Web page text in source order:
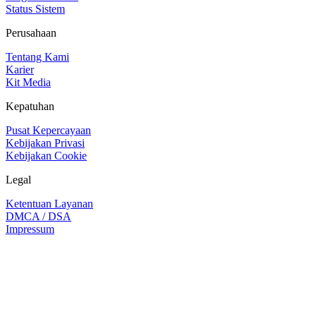
Status Sistem
Perusahaan
Tentang Kami
Karier
Kit Media
Kepatuhan
Pusat Kepercayaan
Kebijakan Privasi
Kebijakan Cookie
Legal
Ketentuan Layanan
DMCA / DSA
Impressum